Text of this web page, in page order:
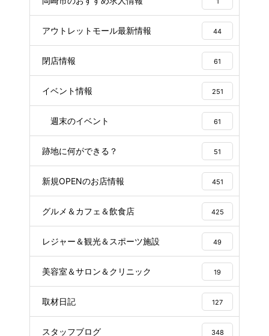
アウトレットモール最新情報 44
閉店情報 61
イベント情報 251
週末のイベント 61
跡地に何ができる？ 51
新規OPENのお店情報 451
グルメ＆カフェ＆飲食店 425
レジャー＆観光＆スポーツ施設 49
美容室＆サロン＆クリニック 19
取材日記 127
スタッフブログ 348